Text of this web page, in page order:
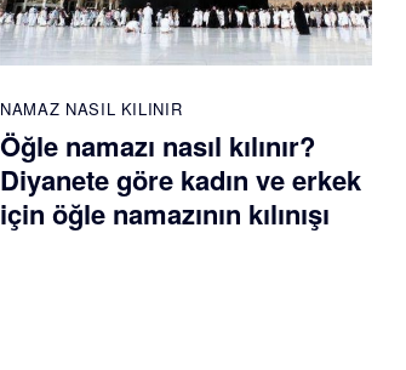
NAMAZ NASIL KILINIR
Öğle namazı nasıl kılınır?
Diyanete göre kadın ve erkek
için öğle namazının kılınışı